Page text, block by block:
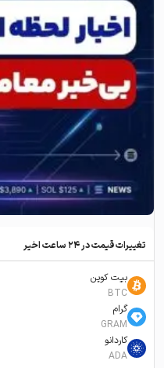
تغییرات قیمت در ۲۴ ساعت اخیر
بیت کوین
BTC
گرام
GRAM
کاردانو
ADA